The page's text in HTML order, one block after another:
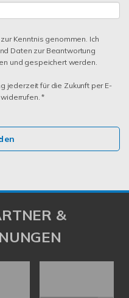
zur Kenntnis genommen. Ich
Daten zur Beantwortung
und gespeichert werden.
jederzeit für die Zukunft per E-
*
&